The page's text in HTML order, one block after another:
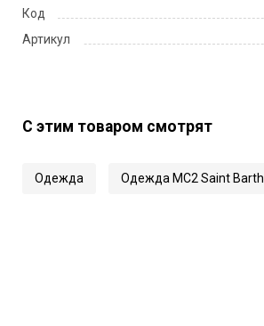
Код
Артикул
С этим товаром смотрят
Одежда Одежда MC2 Saint Barth